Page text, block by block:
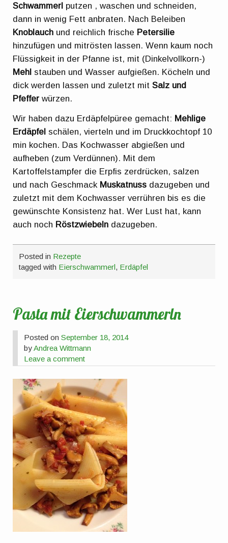
Schwammerl putzen , waschen und schneiden,
dann in wenig Fett anbraten. Nach Beleiben
Knoblauch und reichlich frische Petersilie
hinzufügen und mitrösten lassen. Wenn kaum noch
Flüssigkeit in der Pfanne ist, mit (Dinkelvollkorn-)
Mehl stauben und Wasser aufgießen. Köcheln und
dick werden lassen und zuletzt mitSalz und
Pfeffer würzen.
Wir haben dazu Erdäpfelpüree gemacht: Mehlige
Erdäpfel schälen, vierteln und im Druckkochtopf 10
min kochen. Das Kochwasser abgießen und
aufheben (zum Verdünnen). Mit dem
Kartoffelstampfer die Erpfis zerdrücken, salzen
und nach Geschmack Muskatnuss dazugeben und
zuletzt mit dem Kochwasser verrühren bis es die
gewünschte Konsistenz hat. Wer Lust hat, kann
auch noch Röstzwiebeln dazugeben.
Posted in Rezepte
tagged with Eierschwammerl , Erdäpfel
Pasta mit Eierschwammerln
Posted onSeptember 18, 2014
byAndrea Wittmann
Leave a comment